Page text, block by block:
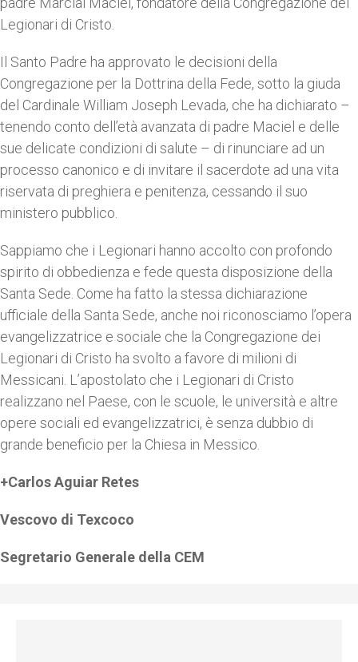
Legionari di Cristo.
Il Santo Padre ha approvato le decisioni della
Congregazione per la Dottrina della Fede, sotto la giuda
del Cardinale William Joseph Levada, che ha dichiarato –
tenendo conto dell’età avanzata di padre Maciel e delle
sue delicate condizioni di salute – di rinunciare ad un
processo canonico e di invitare il sacerdote ad una vita
riservata di preghiera e penitenza, cessando il suo
ministero pubblico.
Sappiamo che i Legionari hanno accolto con profondo
spirito di obbedienza e fede questa disposizione della
Santa Sede. Come ha fatto la stessa dichiarazione
ufficiale della Santa Sede, anche noi riconosciamo l’opera
evangelizzatrice e sociale che la Congregazione dei
Legionari di Cristo ha svolto a favore di milioni di
Messicani. L’apostolato che i Legionari di Cristo
realizzano nel Paese, con le scuole, le università e altre
opere sociali ed evangelizzatrici, è senza dubbio di
grande beneficio per la Chiesa in Messico.
+Carlos Aguiar Retes
Vescovo di Texcoco
Segretario Generale della CEM